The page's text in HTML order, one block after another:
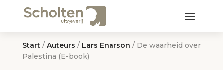
Start / Auteurs / Lars Enarson / De waarheid over
Palestina (E-book)